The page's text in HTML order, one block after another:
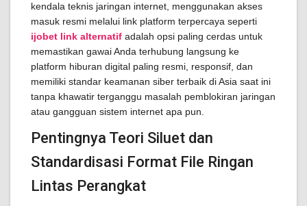
kendala teknis jaringan internet, menggunakan akses
masuk resmi melalui link platform terpercaya seperti
ijobet link alternatif adalah opsi paling cerdas untuk
memastikan gawai Anda terhubung langsung ke
platform hiburan digital paling resmi, responsif, dan
memiliki standar keamanan siber terbaik di Asia saat ini
tanpa khawatir terganggu masalah pemblokiran jaringan
atau gangguan sistem internet apa pun.
Pentingnya Teori Siluet dan
Standardisasi Format File Ringan
Lintas Perangkat